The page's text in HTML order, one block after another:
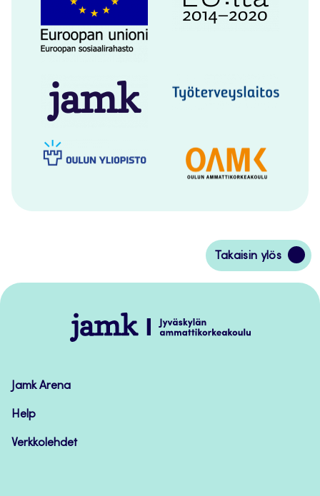
Takaisin ylös
Siirry
takaisin
Jamk
–
Jamk Arena
Help
Verkkolehdet